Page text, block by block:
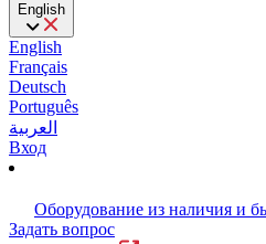
English
English
Français
Deutsch
Português
العربية
Вход
Оборудование из наличия и
Задать вопрос